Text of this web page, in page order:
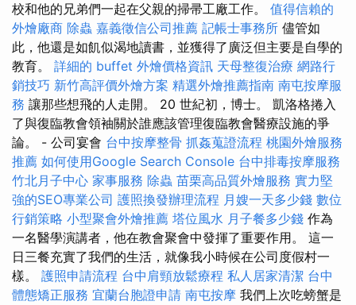
校和他的兄弟們一起在父親的掃帚工廠工作。 值得信賴的
外燴廠商 除蟲 嘉義徵信公司推薦 記帳士事務所 儘管如
此，他還是如飢似渴地讀書，並獲得了廣泛但主要是自學的
教育。 詳細的 buffet 外燴價格資訊 天母整復治療 網路行
銷技巧 新竹高評價外燴方案 精選外燴推薦指南 南屯按摩服
務 讓那些想飛的人走開。 20 世紀初，博士。 凱洛格捲入
了與復臨教會領袖關於誰應該管理復臨教會醫療設施的爭
論。 - 公司宴會 台中按摩整骨 抓姦蒐證流程 桃園外燴服務
推薦 如何使用Google Search Console 台中排毒按摩服務
竹北月子中心 家事服務 除蟲 苗栗高品質外燴服務 實力堅
強的SEO專業公司 護照換發辦理流程 月嫂一天多少錢 數位
行銷策略 小型聚會外燴推薦 塔位風水 月子餐多少錢 作為
一名醫學演講者，他在教會聚會中發揮了重要作用。 這一
日三餐充實了我們的生活，就像我小時候在公司度假村一
樣。 護照申請流程 台中肩頸放鬆療程 私人居家清潔 台中
體態矯正服務 宜蘭台胞證申請 南屯按摩 我們上次吃螃蟹是